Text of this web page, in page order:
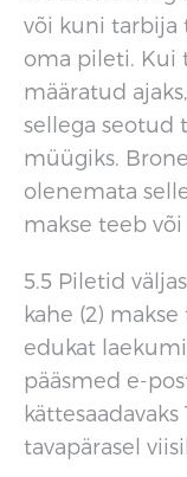
või kuni tarbija
oma pileti. Kui
määratud
sellega seotud
müügiks.
olenemata
makse teeb või
5.5 Piletid
kahe (2)
edukat
pääsmed e-
tavapärasel viisil.